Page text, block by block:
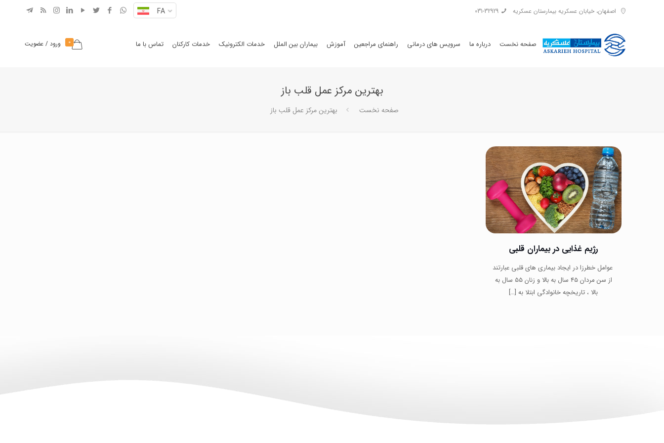
اصفهان، خیابان عسکریه بیمارستان عسکریه 031-32929
FA
صفحه نخست درباره ما سرویس های درمانی راهنمای مراجعین آموزش بیماران بین الملل خدمات الکترونیک خدمات کارکنان تماس با ما 0 ورود / عضویت
بهترین مرکز عمل قلب باز
صفحه نخست بهترین مرکز عمل قلب باز
رژیم غذایی در بیماران قلبی
عوامل خطرزا در ایجاد بیماری های قلبی عبارتند
از سن مردان 45 سال به بالا و زنان 55 سال به
بالا ، تاریخچه خانوادگی ابتلا به[…]